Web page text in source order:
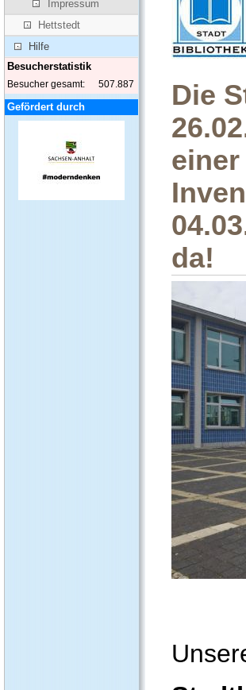
Impressum
Hettstedt
Hilfe
Besucherstatistik
Besucher gesamt: 507.887
Gefördert durch
Die
da!
az interaktív
történészek